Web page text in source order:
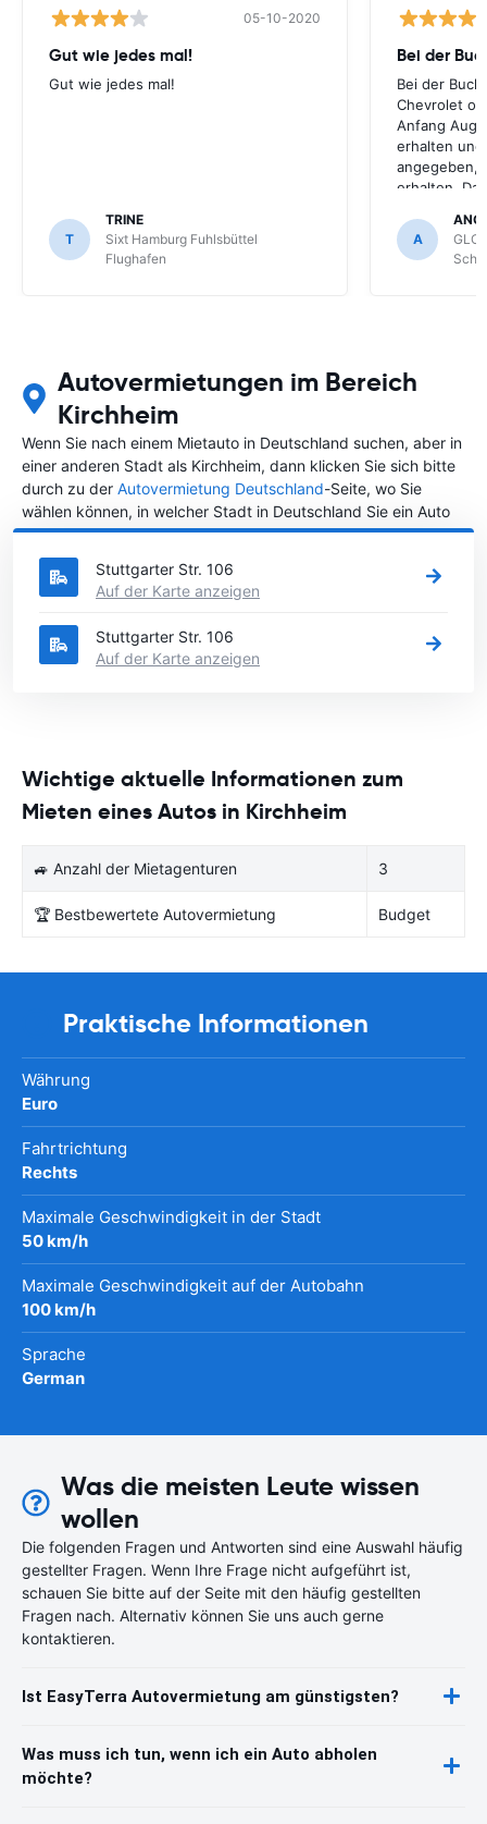
05-10-2020
Gut wie jedes mal!
Gut wie jedes mal!
T
TRINE
Sixt Hamburg Fuhlsbüttel
Flughafen
Bei der
Bei der
Chevrolet
Anfang
erhalten
angegeben,
erhalten.
optimal,
Schönefeld
A
Autovermietungen im Bereich
Kirchheim
Wenn Sie nach einem Mietauto in Deutschland suchen, aber in
einer anderen Stadt als Kirchheim, dann klicken Sie sich bitte
durch zu der Autovermietung Deutschland-Seite, wo Sie
wählen können, in welcher Stadt in Deutschland Sie ein Auto
mieten möchten.
Stuttgarter Str. 106
Auf der Karte anzeigen
Stuttgarter Str. 106
Auf der Karte anzeigen
Wichtige aktuelle Informationen zum
Mieten eines Autos in Kirchheim
🚙 Anzahl der Mietagenturen 3
🏆 Bestbewertete Autovermietung Budget
Praktische Informationen
Währung
Euro
Fahrtrichtung
Rechts
Maximale Geschwindigkeit in der Stadt
50 km/h
Maximale Geschwindigkeit auf der Autobahn
100 km/h
Sprache
German
Was die meisten Leute wissen
wollen
Die folgenden Fragen und Antworten sind eine Auswahl häufig
gestellter Fragen. Wenn Ihre Frage nicht aufgeführt ist,
schauen Sie bitte auf der Seite mit den häufig gestellten
Fragen nach. Alternativ können Sie uns auch gerne
kontaktieren.
Ist EasyTerra Autovermietung am günstigsten?
Was muss ich tun, wenn ich ein Auto abholen
möchte?